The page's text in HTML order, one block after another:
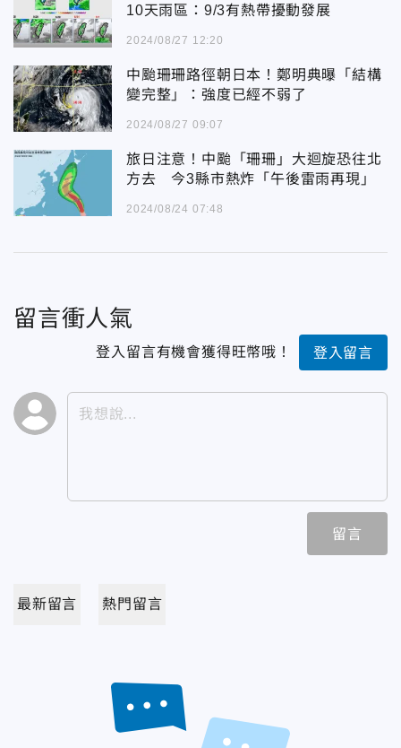
10天雨區：9/3有熱帶擾動發展
2024/08/27 12:20
中颱珊珊路徑朝日本！鄭明典曝「結構
變完整」：強度已經不弱了
2024/08/27 09:07
旅日注意！中颱「珊珊」大迴旋恐往北
方去 今3縣市熱炸「午後雷雨再現」
2024/08/24 07:48
留言衝人氣
登入留言有機會獲得旺幣哦！ 登入留言
留言
最新留言 熱門留言